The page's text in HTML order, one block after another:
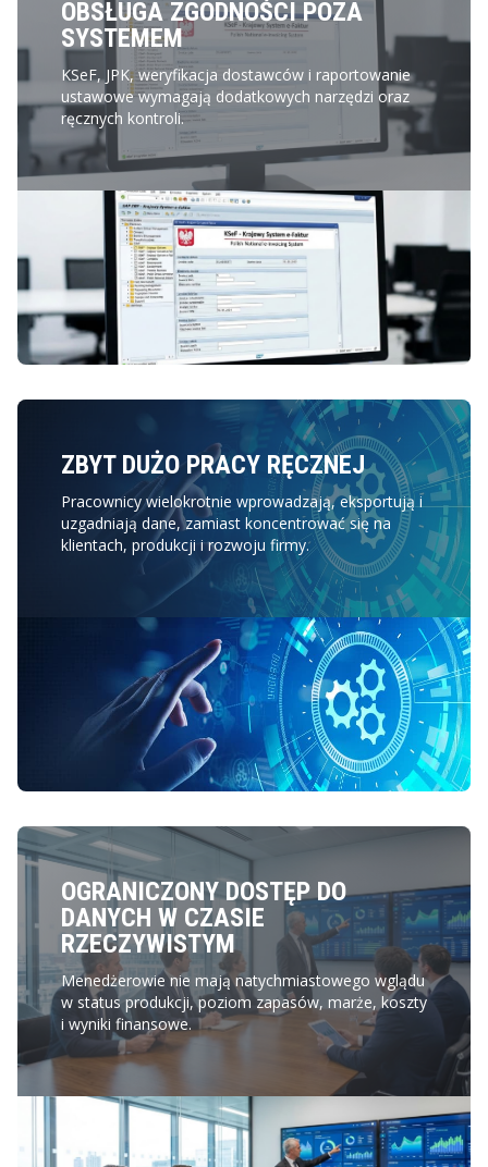
OBSŁUGA ZGODNOŚCI POZA
SYSTEMEM
KSeF, JPK, weryfikacja dostawców i raportowanie
ustawowe wymagają dodatkowych narzędzi oraz
ręcznych kontroli.
ZBYT DUŻO PRACY RĘCZNEJ
Pracownicy wielokrotnie wprowadzają, eksportują i
uzgadniają dane, zamiast koncentrować się na
klientach, produkcji i rozwoju firmy.
OGRANICZONY DOSTĘP DO
DANYCH W CZASIE
RZECZYWISTYM
Menedżerowie nie mają natychmiastowego wglądu
w status produkcji, poziom zapasów, marże, koszty
i wyniki finansowe.